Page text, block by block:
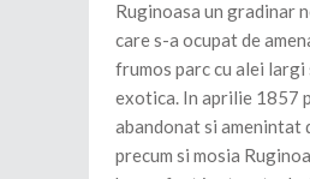
Ruginoasa un gradinar
care s-a ocupat de
frumos parc cu alei
exotica. In aprilie 1857
abandonat si amenintat
precum si mosia